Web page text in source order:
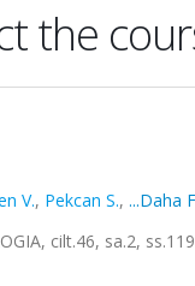
the
V., Pekcan S., ...Daha
cilt.46, sa.2,